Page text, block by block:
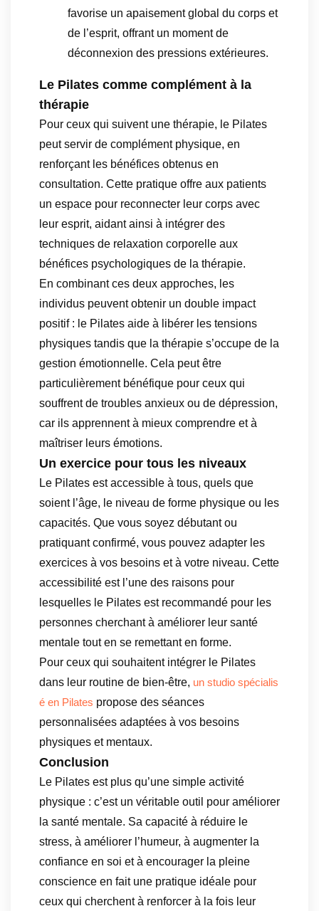
favorise un apaisement global du corps et
de l’esprit, offrant un moment de
déconnexion des pressions extérieures.
Le Pilates comme complément à la
thérapie
Pour ceux qui suivent une thérapie, le Pilates
peut servir de complément physique, en
renforçant les bénéfices obtenus en
consultation. Cette pratique offre aux patients
un espace pour reconnecter leur corps avec
leur esprit, aidant ainsi à intégrer des
techniques de relaxation corporelle aux
bénéfices psychologiques de la thérapie.
En combinant ces deux approches, les
individus peuvent obtenir un double impact
positif : le Pilates aide à libérer les tensions
physiques tandis que la thérapie s’occupe de la
gestion émotionnelle. Cela peut être
particulièrement bénéfique pour ceux qui
souffrent de troubles anxieux ou de dépression,
car ils apprennent à mieux comprendre et à
maîtriser leurs émotions.
Un exercice pour tous les niveaux
Le Pilates est accessible à tous, quels que
soient l’âge, le niveau de forme physique ou les
capacités. Que vous soyez débutant ou
pratiquant confirmé, vous pouvez adapter les
exercices à vos besoins et à votre niveau. Cette
accessibilité est l’une des raisons pour
lesquelles le Pilates est recommandé pour les
personnes cherchant à améliorer leur santé
mentale tout en se remettant en forme.
Pour ceux qui souhaitent intégrer le Pilates
dans leur routine de bien-être, un studio spécialis
é en Pilates propose des séances
personnalisées adaptées à vos besoins
physiques et mentaux.
Conclusion
Le Pilates est plus qu’une simple activité
physique : c’est un véritable outil pour améliorer
la santé mentale. Sa capacité à réduire le
stress, à améliorer l’humeur, à augmenter la
confiance en soi et à encourager la pleine
conscience en fait une pratique idéale pour
ceux qui cherchent à renforcer à la fois leur